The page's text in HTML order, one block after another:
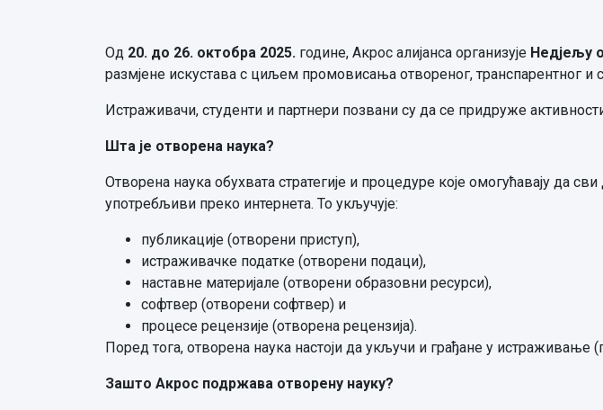
Од 20. до 26. октобра 2025. године, Акрос алијанса организује Недјељу
размјене искустава с циљем промовисања отвореног, транспарентног
Истраживачи, студенти и партнери позвани су да се придруже
Шта је отворена наука?
Отворена наука обухвата стратегије и процедуре које омогућавају да
употребљиви преко интернета. То укључује:
публикације (отворени приступ),
истраживачке податке (отворени подаци),
наставне материјале (отворени образовни ресурси),
софтвер (отворени софтвер) и
процесе рецензије (отворена рецензија).
Поред тога, отворена наука настоји да укључи и грађане у истраживање
Зашто Акрос подржава отворену науку?